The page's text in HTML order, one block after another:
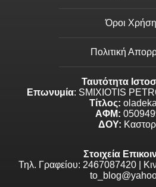
Όροι
Πολιτική
Ταυτότητα
Επωνυμία: SMIXIOTIS
Τίτλος:
ΑΦΜ:
ΔΟΥ:
Στοιχεία
Τηλ. Γραφείου: 2467087420 |